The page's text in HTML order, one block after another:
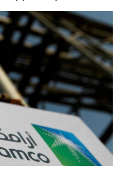
06-08-2026
συμφέρον – Όλα
διαβεβαίωσης των
06-08-2026
– Αντέχει ο
τις πιέσεις στην